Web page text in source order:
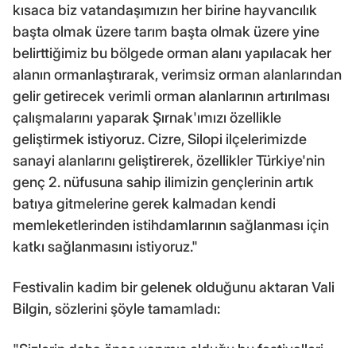
kısaca biz vatandaşımızın her birine hayvancılık
başta olmak üzere tarım başta olmak üzere yine
belirttiğimiz bu bölgede orman alanı yapılacak her
alanın ormanlaştırarak, verimsiz orman alanlarından
gelir getirecek verimli orman alanlarının artırılması
çalışmalarını yaparak Şırnak'ımızı özellikle
geliştirmek istiyoruz. Cizre, Silopi ilçelerimizde
sanayi alanlarını geliştirerek, özellikler Türkiye'nin
genç 2. nüfusuna sahip ilimizin gençlerinin artık
batıya gitmelerine gerek kalmadan kendi
memleketlerinden istihdamlarının sağlanması için
katkı sağlanmasını istiyoruz."
Festivalin kadim bir gelenek olduğunu aktaran Vali
Bilgin, sözlerini şöyle tamamladı: